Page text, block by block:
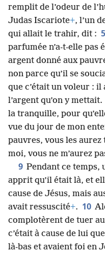
remplit de l’odeur de
Judas Iscariote+, l’un
qui allait le trahir, dit : 5
parfumée n’a-t-elle pas
argent donné aux
non parce qu’il se
que c’était un voleur :
l’argent qu’on y mettait.
la tranquille, pour
vue du jour de mon
pauvres, vous les
moi, vous ne m’aurez
9 Pendant ce temps,
apprit qu’il était là, et
cause de Jésus, mais
avait ressuscité+. 10
complotèrent de tuer
c’était à cause de lui
là-bas et avaient foi en